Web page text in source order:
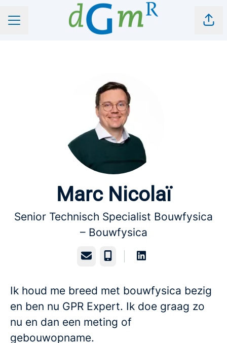
CARRIÈREMENU
Marc Nicolaï
Senior Technisch Specialist Bouwfysica
– Bouwfysica
E-mailadresTelefoonnummer
Ik houd me breed met bouwfysica bezig
en ben nu GPR Expert. Ik doe graag zo
nu en dan een meting of
gebouwopname.